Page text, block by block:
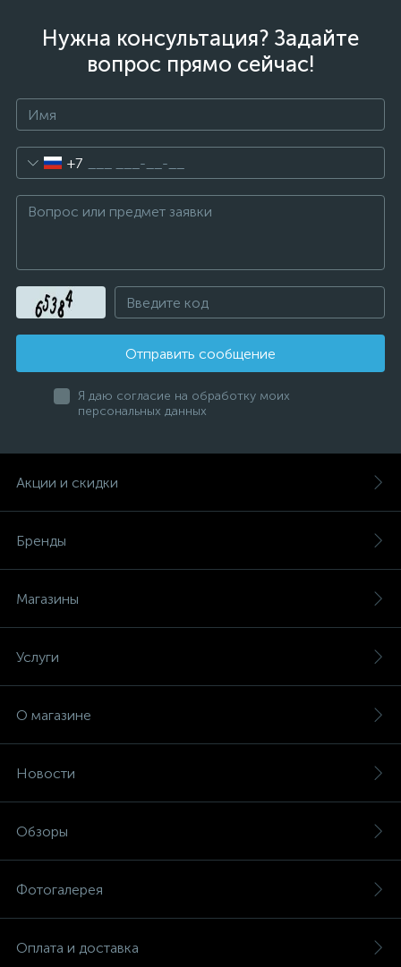
Нужна консультация? Задайте
вопрос прямо сейчас!
+7
Отправить сообщение
Я даю согласие на обработку моих
персональных данных
Акции и скидки
Бренды
Магазины
Услуги
О магазине
Новости
Обзоры
Фотогалерея
Оплата и доставка